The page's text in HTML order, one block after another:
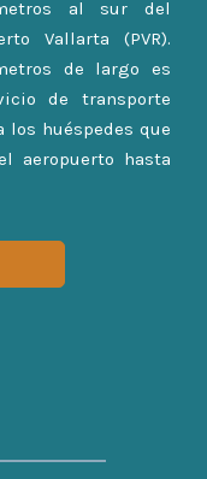
al sur del
Vallarta (PVR).
de largo es
de transporte
los huéspedes que
aeropuerto hasta